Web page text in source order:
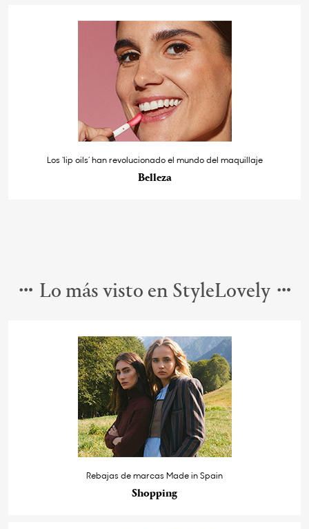
Los ‘lip oils’ han revolucionado el mundo del maquillaje
Belleza
Lo más visto en StyleLovely
Rebajas de marcas Made in Spain
Shopping